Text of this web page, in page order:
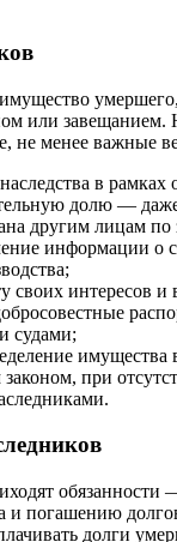
или завещанием.
не менее важные
в рамках
долю —
другим лицам
информации о
своих интересов и
судами;
имущества
при
обязанности
и погашению
долги